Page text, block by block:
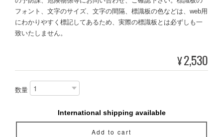
フォント、文字のサイズ、文字の間隔、標識板の色などは、web用
にわかりやすく標記してあるため、実際の標識板とは必ずしも一
致いたしません。
¥2,530
数量
International shipping available
Add to cart